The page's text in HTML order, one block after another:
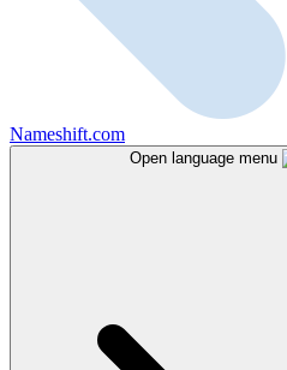
Nameshift.com
Open language menu